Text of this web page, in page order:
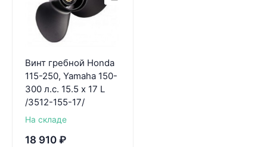
Винт гребной Honda
115-250, Yamaha 150-
300 л.с. 15.5 x 17 L
/3512-155-17/
На складе
18 910 ₽